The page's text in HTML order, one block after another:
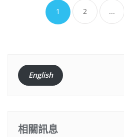
分
頁
1 2 ...
English
相關訊息